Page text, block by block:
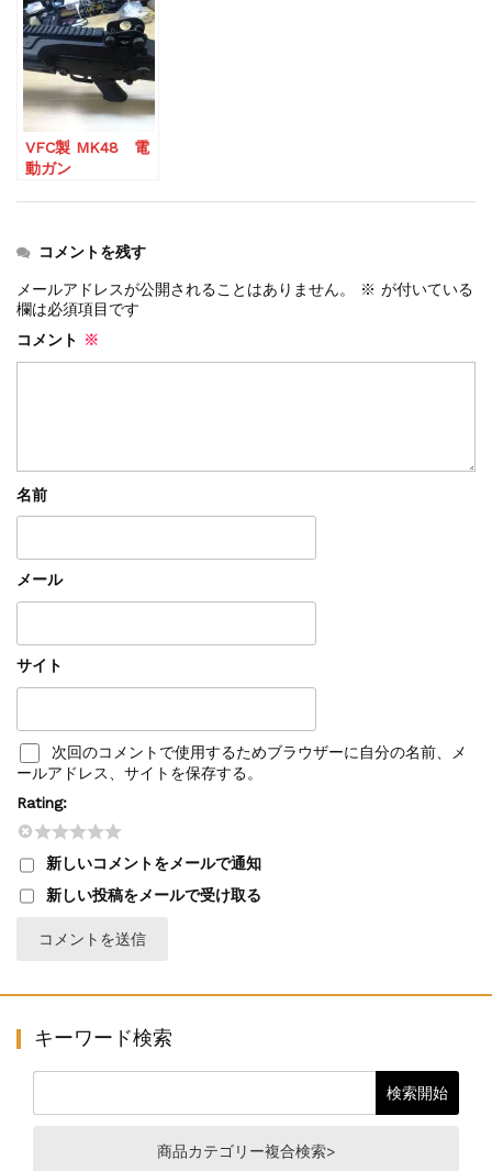
VFC製 MK48 電
動ガン
コメントを残す
メールアドレスが公開されることはありません。 ※ が付いている
欄は必須項目です
コメント ※
名前
メール
サイト
次回のコメントで使用するためブラウザーに自分の名前、メ
ールアドレス、サイトを保存する。
Rating:
新しいコメントをメールで通知
新しい投稿をメールで受け取る
キーワード検索
商品カテゴリー複合検索>